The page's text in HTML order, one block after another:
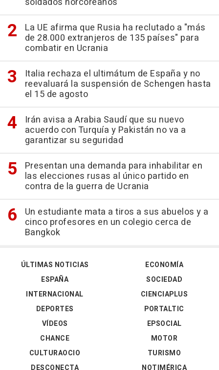
La UE afirma que Rusia ha reclutado a "más
de 28.000 extranjeros de 135 países" para
combatir en Ucrania
Italia rechaza el ultimátum de España y no
reevaluará la suspensión de Schengen hasta
el 15 de agosto
Irán avisa a Arabia Saudí que su nuevo
acuerdo con Turquía y Pakistán no va a
garantizar su seguridad
Presentan una demanda para inhabilitar en
las elecciones rusas al único partido en
contra de la guerra de Ucrania
Un estudiante mata a tiros a sus abuelos y a
cinco profesores en un colegio cerca de
Bangkok
ÚLTIMAS NOTICIAS
ESPAÑA
INTERNACIONAL
DEPORTES
VÍDEOS
ECONOMÍA
SOCIEDAD
CIENCIAPLUS
PORTALTIC
EPSOCIAL
CHANCE
CULTURAOCIO
MOTOR
TURISMO